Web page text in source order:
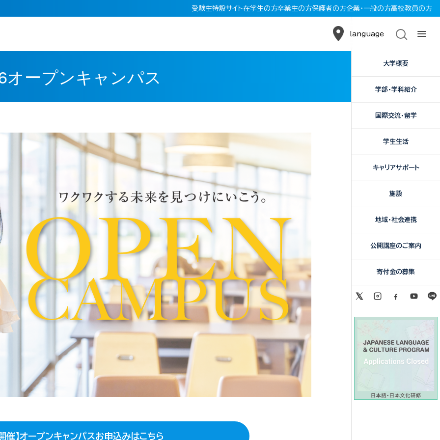
受験生特設サイト在学生の方卒業生の方保護者の方企業・一般の方高校教員の方
language
オープンキャンパス
開催】オープンキャンパスお申込みはこちら
大学概要
学部・学科紹介
国際交流・留学
学生生活
キャリアサポート
施設
地域・社会連携
公開講座のご案内
寄付金の募集